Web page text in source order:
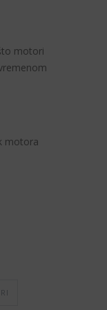
motori
motora